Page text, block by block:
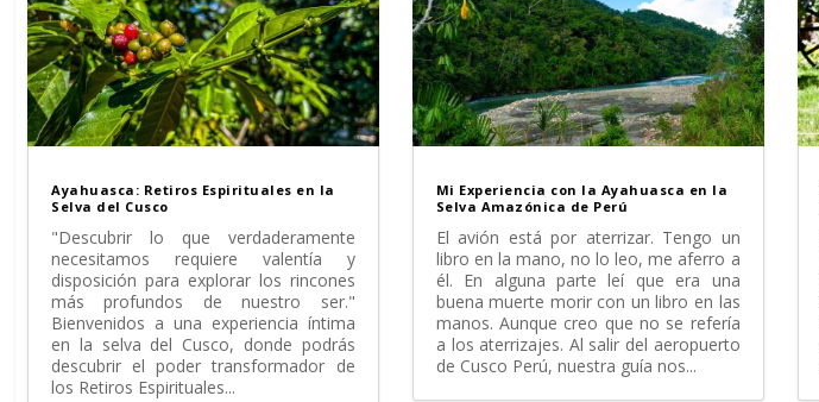
Ayahuasca: Retiros Espirituales en la
Selva del Cusco
"Descubrir lo que verdaderamente
necesitamos requiere valentía y
disposición para explorar los rincones
más profundos de nuestro ser."
Bienvenidos a una experiencia íntima
en la selva del Cusco, donde podrás
descubrir el poder transformador de
los Retiros Espirituales...
Mi Experiencia con la Ayahuasca en la
Selva Amazónica de Perú
El avión está por aterrizar. Tengo un
libro en la mano, no lo leo, me aferro a
él. En alguna parte leí que era una
buena muerte morir con un libro en las
manos. Aunque creo que no se refería
a los aterrizajes. Al salir del aeropuerto
de Cusco Perú, nuestra guía nos...